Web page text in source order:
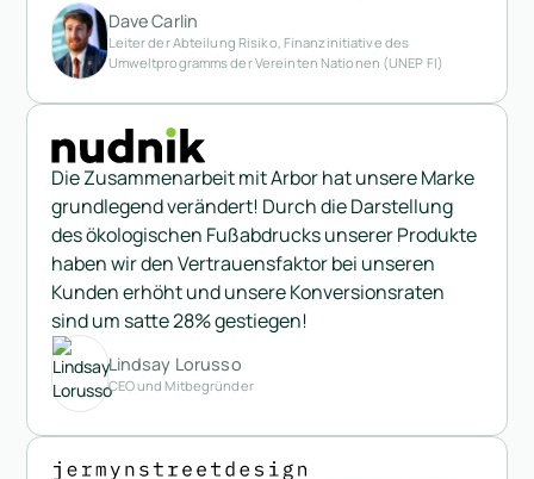
Dave Carlin
Leiter der Abteilung Risiko, Finanzinitiative des
Umweltprogramms der Vereinten Nationen (UNEP FI)
Die Zusammenarbeit mit Arbor hat unsere Marke
grundlegend verändert! Durch die Darstellung
des ökologischen Fußabdrucks unserer Produkte
haben wir den Vertrauensfaktor bei unseren
Kunden erhöht und unsere Konversionsraten
sind um satte 28% gestiegen!
Lindsay Lorusso
CEO und Mitbegründer